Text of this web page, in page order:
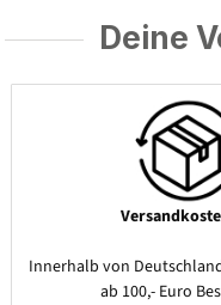
Deine
Innerhalb von
ab 100,- Euro